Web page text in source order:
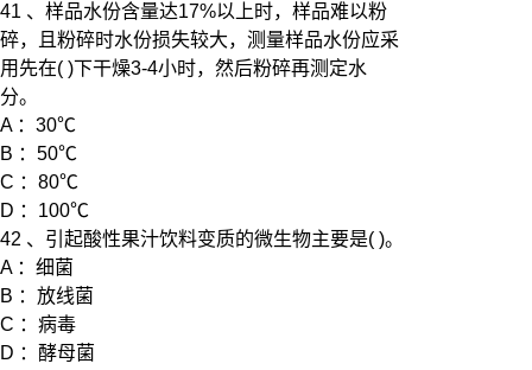
41 、样品水份含量达17%以上时，样品难以粉
碎，且粉碎时水份损失较大，测量样品水份应采
用先在( )下干燥3-4小时，然后粉碎再测定水
分。
A ：30℃
B ：50℃
C ：80℃
D ：100℃
42 、引起酸性果汁饮料变质的微生物主要是( )。
A ：细菌
B ：放线菌
C ：病毒
D ：酵母菌